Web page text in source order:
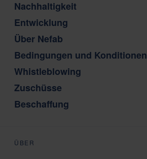
Nachhaltigkeit
Entwicklung
Über Nefab
Bedingungen und Konditionen
Whistleblowing
Zuschüsse
Beschaffung
ÜBER